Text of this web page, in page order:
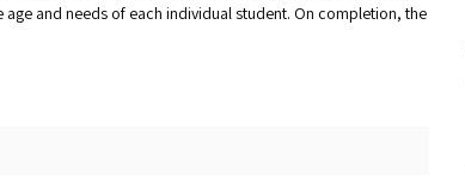
and needs of each individual student. On completion, the